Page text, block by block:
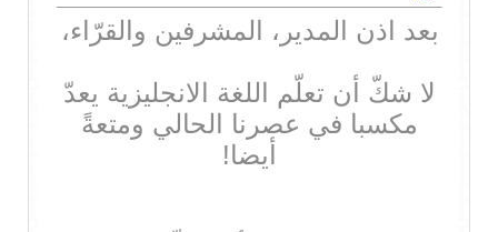
بعد اذن المدير، المشرفين والقرّاء،
لا شكّ أن تعلّم اللغة الانجليزية يعدّ
مكسبا في عصرنا الحالي ومتعةً
أيضا!